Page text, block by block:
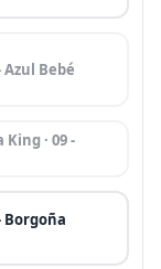
Azul Bebé
· 09 -
Borgoña